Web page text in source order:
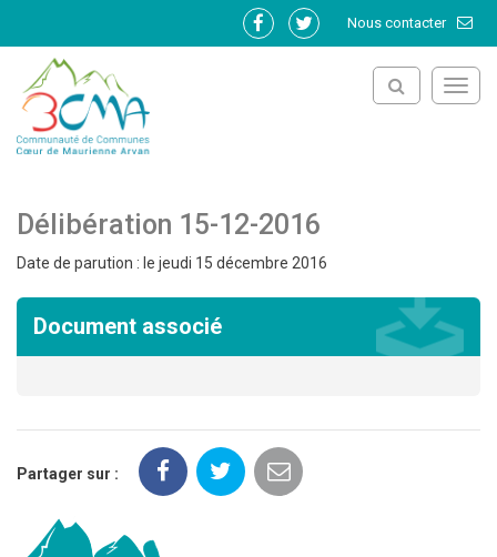
Nous contacter
Lien
Lien
Délibération 15-12-2016
Date de parution : le jeudi 15 décembre 2016
Document associé
Partager sur :